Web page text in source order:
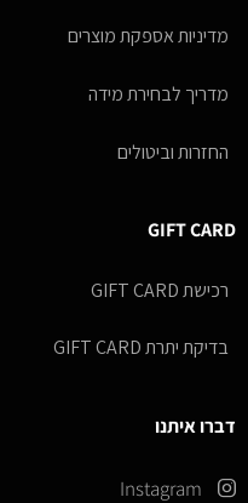
מדיניות אספקת מוצרים
מדריך לבחירת מידה
החזרות וביטולים
GIFT CARD
רכישת GIFT CARD
בדיקת יתרת GIFT CARD
דברו איתנו
Instagram